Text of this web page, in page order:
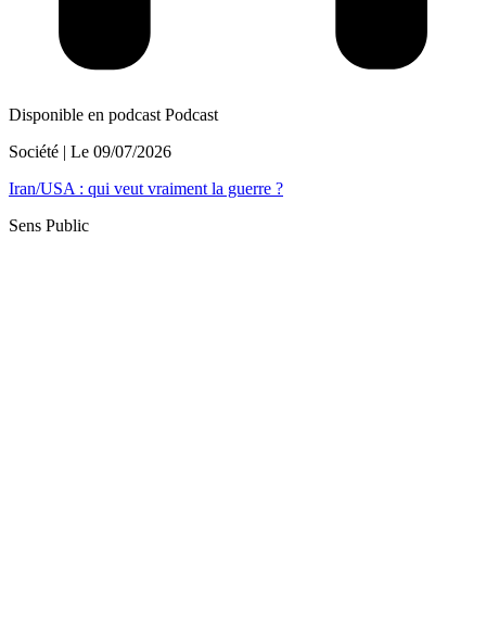
Disponible en podcast Podcast
Société | Le 09/07/2026
Iran/USA : qui veut vraiment la guerre ?
Sens Public